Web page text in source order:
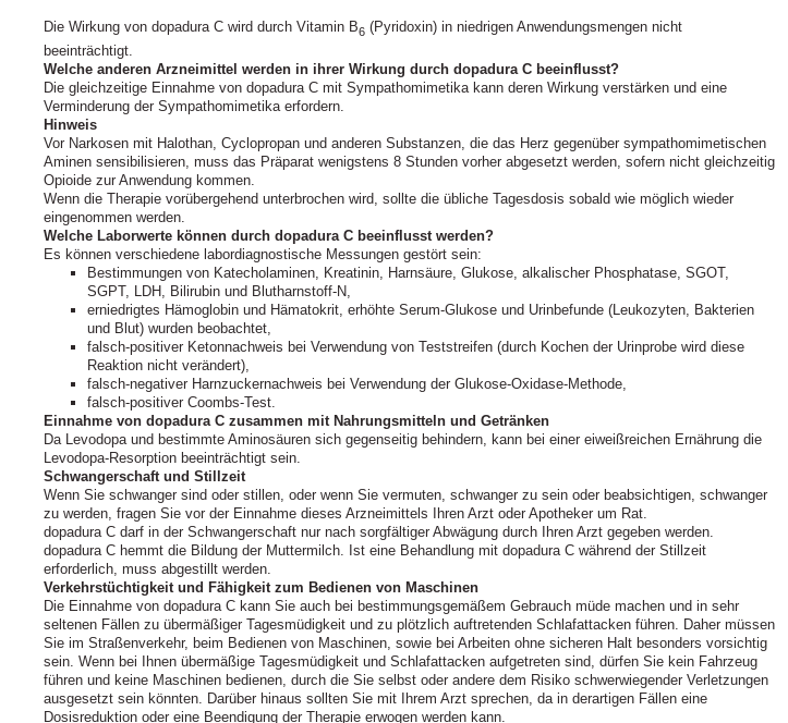
Die Wirkung von dopadura C wird durch Vitamin B6 (Pyridoxin) in niedrigen Anwendungsmengen nicht
beeinträchtigt.
Welche anderen Arzneimittel werden in ihrer Wirkung durch dopadura C beeinflusst?
Die gleichzeitige Einnahme von dopadura C mit Sympathomimetika kann deren Wirkung verstärken und eine
Verminderung der Sympathomimetika erfordern.
Hinweis
Vor Narkosen mit Halothan, Cyclopropan und anderen Substanzen, die das Herz gegenüber sympathomimetischen
Aminen sensibilisieren, muss das Präparat wenigstens 8 Stunden vorher abgesetzt werden, sofern nicht gleichzeitig
Opioide zur Anwendung kommen.
Wenn die Therapie vorübergehend unterbrochen wird, sollte die übliche Tagesdosis sobald wie möglich wieder
eingenommen werden.
Welche Laborwerte können durch dopadura C beeinflusst werden?
Es können verschiedene labordiagnostische Messungen gestört sein:
Bestimmungen von Katecholaminen, Kreatinin, Harnsäure, Glukose, alkalischer Phosphatase, SGOT,
SGPT, LDH, Bilirubin und Blutharnstoff-N,
erniedrigtes Hämoglobin und Hämatokrit, erhöhte Serum-Glukose und Urinbefunde (Leukozyten, Bakterien
und Blut) wurden beobachtet,
falsch-positiver Ketonnachweis bei Verwendung von Teststreifen (durch Kochen der Urinprobe wird diese
Reaktion nicht verändert),
falsch-negativer Harnzuckernachweis bei Verwendung der Glukose-Oxidase-Methode,
falsch-positiver Coombs-Test.
Einnahme von dopadura C zusammen mit Nahrungsmitteln und Getränken
Da Levodopa und bestimmte Aminosäuren sich gegenseitig behindern, kann bei einer eiweißreichen Ernährung die
Levodopa-Resorption beeinträchtigt sein.
Schwangerschaft und Stillzeit
Wenn Sie schwanger sind oder stillen, oder wenn Sie vermuten, schwanger zu sein oder beabsichtigen, schwanger
zu werden, fragen Sie vor der Einnahme dieses Arzneimittels Ihren Arzt oder Apotheker um Rat.
dopadura C darf in der Schwangerschaft nur nach sorgfältiger Abwägung durch Ihren Arzt gegeben werden.
dopadura C hemmt die Bildung der Muttermilch. Ist eine Behandlung mit dopadura C während der Stillzeit
erforderlich, muss abgestillt werden.
Verkehrstüchtigkeit und Fähigkeit zum Bedienen von Maschinen
Die Einnahme von dopadura C kann Sie auch bei bestimmungsgemäßem Gebrauch müde machen und in sehr
seltenen Fällen zu übermäßiger Tagesmüdigkeit und zu plötzlich auftretenden Schlafattacken führen. Daher müssen
Sie im Straßenverkehr, beim Bedienen von Maschinen, sowie bei Arbeiten ohne sicheren Halt besonders vorsichtig
sein. Wenn bei Ihnen übermäßige Tagesmüdigkeit und Schlafattacken aufgetreten sind, dürfen Sie kein Fahrzeug
führen und keine Maschinen bedienen, durch die Sie selbst oder andere dem Risiko schwerwiegender Verletzungen
ausgesetzt sein könnten. Darüber hinaus sollten Sie mit Ihrem Arzt sprechen, da in derartigen Fällen eine
Dosisreduktion oder eine Beendigung der Therapie erwogen werden kann.